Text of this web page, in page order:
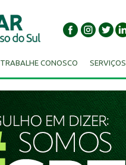
TRABALHE CONOSCO SERVIÇOS